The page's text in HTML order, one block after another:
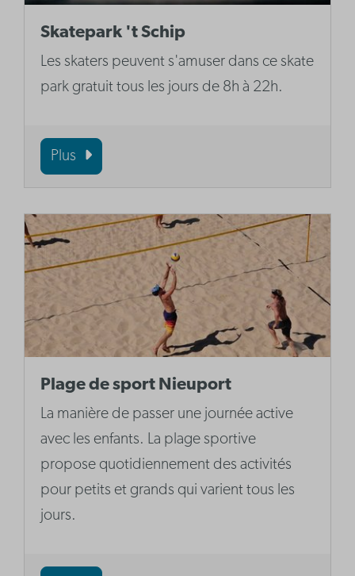
Skatepark 't Schip
Les skaters peuvent s'amuser dans ce skate
park gratuit tous les jours de 8h à 22h.
Plus
Plage de sport Nieuport
La manière de passer une journée active
avec les enfants. La plage sportive
propose quotidiennement des activités
pour petits et grands qui varient tous les
jours.